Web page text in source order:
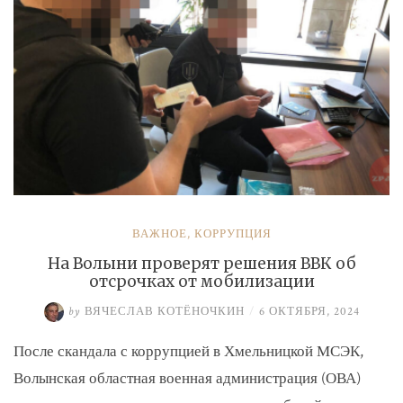
ВАЖНОЕ, КОРРУПЦИЯ
На Волыни проверят решения ВВК об
отсрочках от мобилизации
by ВЯЧЕСЛАВ КОТЁНОЧКИН / 6 ОКТЯБРЯ, 2024
После скандала с коррупцией в Хмельницкой МСЭК,
Волынская областная военная администрация (ОВА)